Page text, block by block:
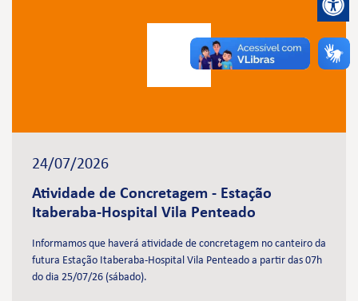
24/07/2026
Atividade de Concretagem - Estação
Itaberaba-Hospital Vila Penteado
Informamos que haverá atividade de concretagem no canteiro da
futura Estação Itaberaba-Hospital Vila Penteado a partir das 07h
do dia 25/07/26 (sábado).